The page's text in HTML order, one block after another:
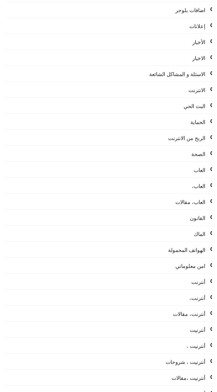
اضافات بلوجر
إعلانات
الأخبار
الاخبار
الاسئلة و المشاكل الشائعة
الانترنت
البث الحي
الحماية
الربح من الانترنت
الصحة
العاب
العاب،
العاب، مقالات
القانون
الماك
الهواتف المحمولة
امن معلوماتي
أنترنت
أنترنت،
أنترنت، مقالات
أنترنيت
أنترنيت ،
أنترنيت ، شروحات
أنترنيت ،مقالات